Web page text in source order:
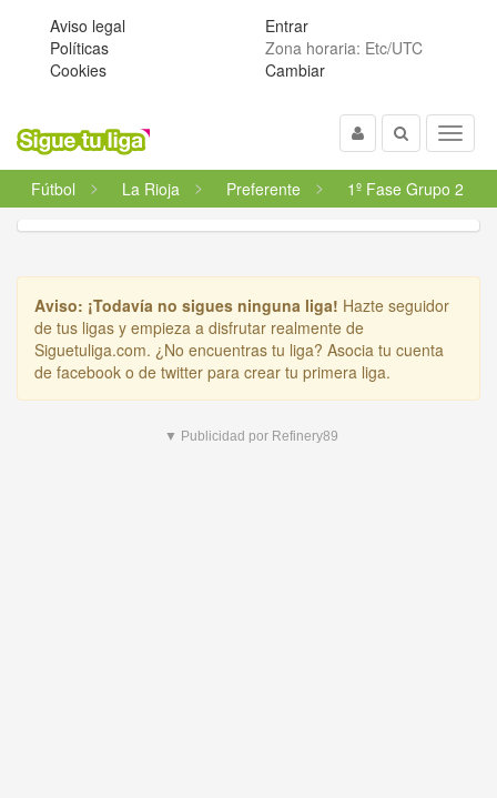
Aviso legal
Políticas
Cookies
Entrar
Zona horaria: Etc/UTC
Cambiar
Menu
Buscar
Usuario
Fútbol La Rioja Preferente 1º Fase Grupo 2
Aviso: ¡Todavía no sigues ninguna liga! Hazte seguidor
de tus ligas y empieza a disfrutar realmente de
Siguetuliga.com. ¿No encuentras tu liga? Asocia tu cuenta
de facebook o de twitter para crear tu primera liga.
▼ Publicidad por Refinery89